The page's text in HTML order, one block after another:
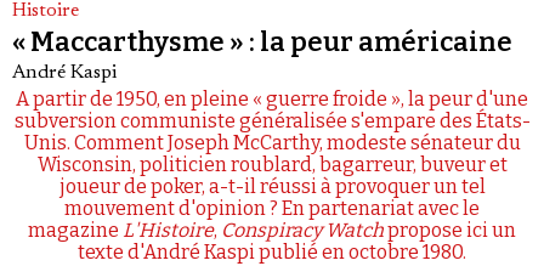
Histoire
« Maccarthysme » : la peur américaine
André Kaspi
A partir de 1950, en pleine « guerre froide », la peur d'une
subversion communiste généralisée s'empare des États-
Unis. Comment Joseph McCarthy, modeste sénateur du
Wisconsin, politicien roublard, bagarreur, buveur et
joueur de poker, a-t-il réussi à provoquer un tel
mouvement d'opinion ? En partenariat avec le
magazine L'Histoire, Conspiracy Watchpropose ici un
texte d'André Kaspi publié en octobre 1980.